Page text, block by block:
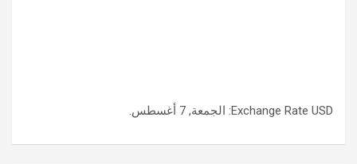
Exchange Rate USD : الجمعة, 7 أغسطس.